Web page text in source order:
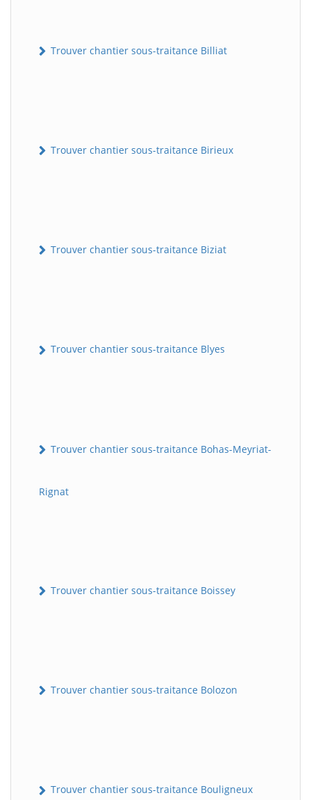
Trouver chantier sous-traitance Billiat
Trouver chantier sous-traitance Birieux
Trouver chantier sous-traitance Biziat
Trouver chantier sous-traitance Blyes
Trouver chantier sous-traitance Bohas-Meyriat-
Rignat
Trouver chantier sous-traitance Boissey
Trouver chantier sous-traitance Bolozon
Trouver chantier sous-traitance Bouligneux